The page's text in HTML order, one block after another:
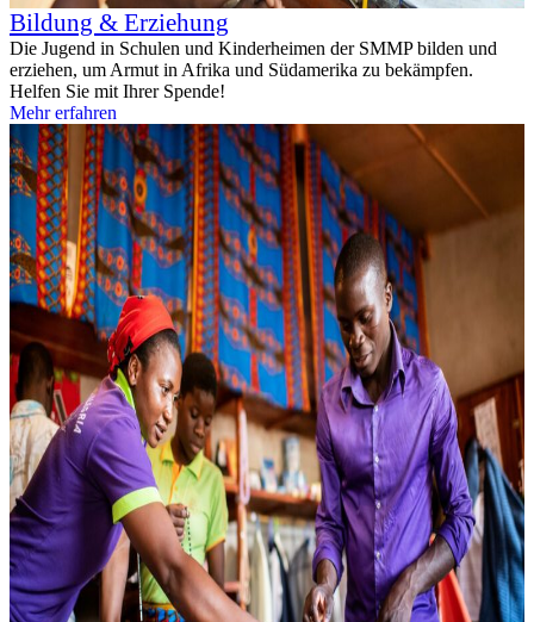
Bildung & Erziehung
Die Jugend in Schulen und Kinderheimen der SMMP bilden und
erziehen, um Armut in Afrika und Südamerika zu bekämpfen.
Helfen Sie mit Ihrer Spende!
Mehr erfahren